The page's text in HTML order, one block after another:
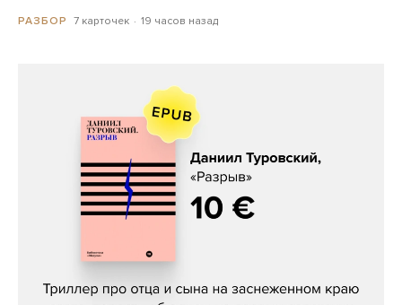
РАЗБОР 7 карточек 19 часов назад
Даниил Туровский, «Разрыв»